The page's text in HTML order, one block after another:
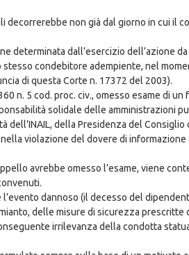
non già dal giorno in cui il
determinata dall’esercizio dell’azione
condebitore adempiente, nel
di questa Corte n. 17372 del 2003).
n. 5 cod. proc. civ., omesso esame di un
solidale delle amministrazioni
della Presidenza del
violazione del dovere di
avrebbe omesso l’esame, viene
dannoso (il decesso del
delle misure di sicurezza
irrilevanza della condotta